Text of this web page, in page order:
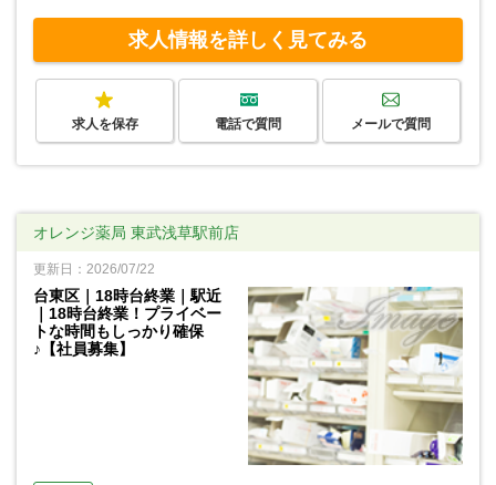
求人情報を詳しく見てみる
求人を保存 電話で質問 メールで質問
オレンジ薬局 東武浅草駅前店
更新日：2026/07/22
台東区｜18時台終業｜駅近
｜18時台終業！プライベー
トな時間もしっかり確保
♪【社員募集】